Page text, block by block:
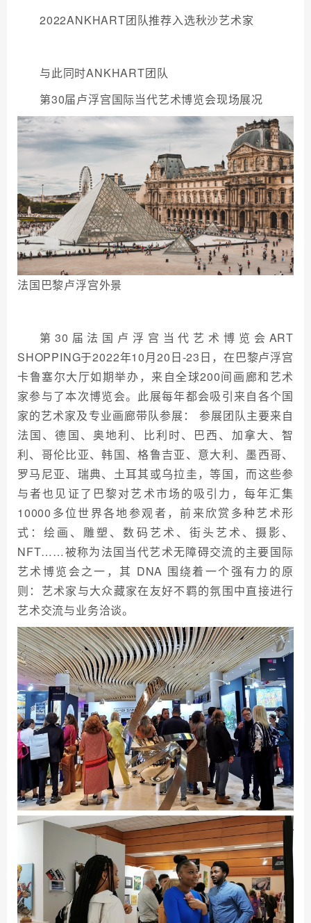
2022ANKHART团队推荐入选秋沙艺术家
与此同时ANKHART团队
第30届卢浮宫国际当代艺术博览会现场展况
法国巴黎卢浮宫外景
第30届法国卢浮宫当代艺术博览会ART
SHOPPING于2022年10月20日-23日，在巴黎卢浮宫
卡鲁塞尔大厅如期举办，来自全球200间画廊和艺术
家参与了本次博览会。此展每年都会吸引来自各个国
家的艺术家及专业画廊带队参展： 参展团队主要来自
法国、德国、奥地利、比利时、巴西、加拿大、智
利、哥伦比亚、韩国、格鲁吉亚、意大利、墨西哥、
罗马尼亚、瑞典、土耳其或乌拉圭，等国，而这些参
与者也见证了巴黎对艺术市场的吸引力，每年汇集
10000多位世界各地参观者，前来欣赏多种艺术形
式：绘画、雕塑、数码艺术、街头艺术、摄影、
NFT……被称为法国当代艺术无障碍交流的主要国际
艺术博览会之一，其 DNA 围绕着一个强有力的原
则：艺术家与大众藏家在友好不羁的氛围中直接进行
艺术交流与业务洽谈。